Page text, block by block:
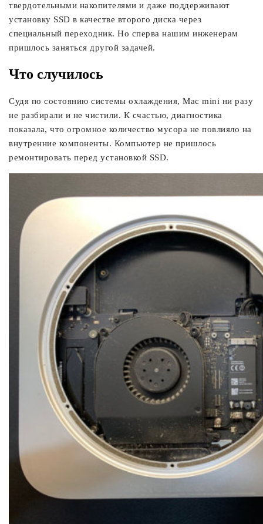
твердотельными накопителями и даже поддерживают
установку SSD в качестве второго диска через
специальный переходник. Но сперва нашим инженерам
пришлось заняться другой задачей.
Что случилось
Судя по состоянию системы охлаждения, Mac mini ни разу
не разбирали и не чистили. К счастью, диагностика
показала, что огромное количество мусора не повлияло на
внутренние компоненты. Компьютер не пришлось
ремонтировать перед установкой SSD.